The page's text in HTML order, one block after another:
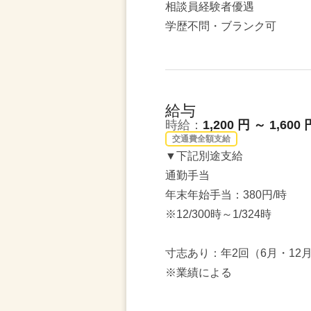
相談員経験者優遇
学歴不問・ブランク可
給与
時給： 1,200 円 ～ 1,600
交通費全額支給
▼下記別途支給
通勤手当
年末年始手当：380円/時
※12/300時～1/324時
寸志あり：年2回（6月・12
※業績による